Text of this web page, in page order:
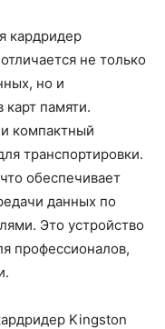
кардридер
не только
но и
памяти.
компактный
транспортировки.
обеспечивает
данных по
Это устройство
профессионалов,
Kingston